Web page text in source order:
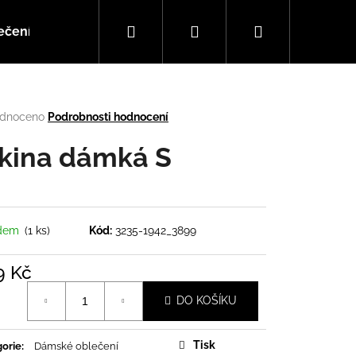
Hudba
Hledat PřihlášeníNákupní
Podrobnosti hodnocení
dámká S
(1 ks) Kód: 3235-1942_3899
Kč
DO KOŠÍKU
:
Dámské oblečení
Tisk
Následující